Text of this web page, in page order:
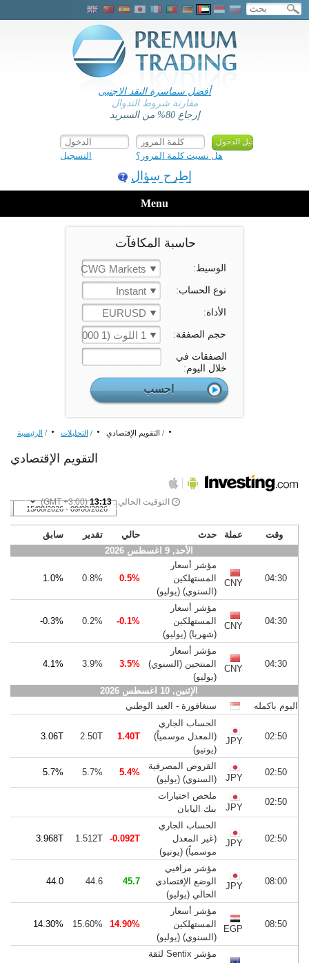
أفضل سماسرة النقد الاجنبى
مقارنة شروط التدوال
إرجاع 80% من السبريد
التسجيل هل نسيت كلمة المرور؟
إطرح سؤال
Menu
حاسبة المكافآت
الوسيط: CWG Markets
نوع الحساب: Instant
الأداة: EURUSD
حجم الصفقة: 1 اللوت (1 000 الوحدة)
الصفقات في
خلال اليوم:
الرئيسية / التحليلات / التقويم الإقتصادي /
التقويم الإقتصادي